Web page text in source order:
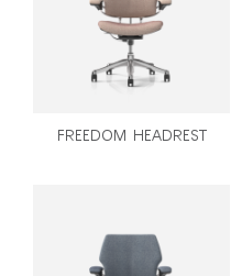
FREEDOM HEADREST